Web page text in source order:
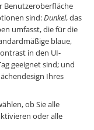
Benutzeroberfläche
sind:Dunkel, das
umfasst, die für die
blaue,
in den UI-
geeignet sind; und
Ihres
ob Sie alle
oder alle